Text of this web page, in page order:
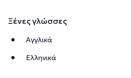
Ξένες γλώσσες
Αγγλικά
Ελληνικά